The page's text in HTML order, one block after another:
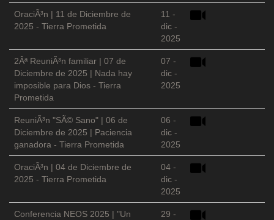
OraciÃ³n | 11 de Diciembre de
2025 - Tierra Prometida
11 -
dic -
2025
2Âª ReuniÃ³n familiar | 07 de
Diciembre de 2025 | Nada hay
imposible para Dios - Tierra
Prometida
07 -
dic -
2025
ReuniÃ³n "SÃ© Sano" | 06 de
Diciembre de 2025 | Paciencia
ganadora - Tierra Prometida
06 -
dic -
2025
OraciÃ³n | 04 de Diciembre de
2025 - Tierra Prometida
04 -
dic -
2025
Conferencia NEOS 2025 | "Un
29 -